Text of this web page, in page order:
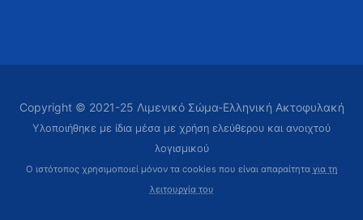
Copyright © 2021-25 Λιμενικό Σώμα-Ελληνική Ακτοφυλακή
Υλοποιήθηκε με ίδια μέσα με χρήση ελεύθερου και ανοιχτού
λογισμικού
Ο ιστότοπος χρησιμοποιεί μόνον τα cookies που είναι απαραίτητα για τη
λειτουργία του